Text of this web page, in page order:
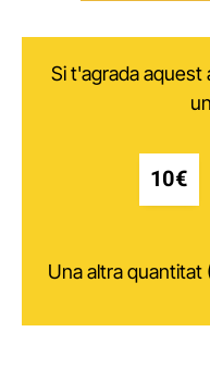
Si t'agrada
10€
Una altra quantitat